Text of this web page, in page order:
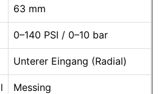
Druckmessgerät
63 mm
0–140 PSI / 0–10 bar
Unterer Eingang (Radial)
Messing